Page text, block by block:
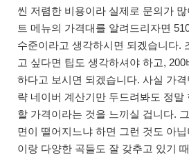
씬 저렴한 비용이라 실제로 문의가
트 메뉴의 가격대를 알려드리자면
수준이라고 생각하시면 되겠습니다.
고 싶다면 팁도 생각하셔야 하고,
하다고 보시면 되겠습니다. 사실 가
략 네이버 계산기만 두드려봐도 정말
할 가격이라는 것을 느끼실 겁니다.
면이 떨어지느냐 하면 그런 것도 아
이랑 다양한 곡들도 잘 갖추고 있기